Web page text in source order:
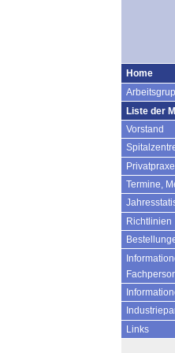
Home
Liste der
Vorstand
Termine,
Richtlinien
Links